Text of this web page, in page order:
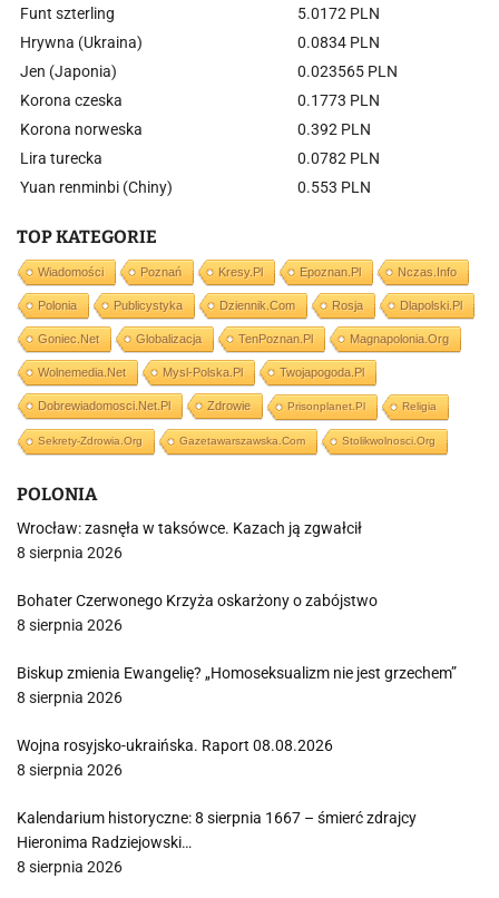
Funt szterling
5.0172 PLN
Hrywna (Ukraina)
0.0834 PLN
Jen (Japonia)
0.023565 PLN
Korona czeska
0.1773 PLN
Korona norweska
0.392 PLN
Lira turecka
0.0782 PLN
Yuan renminbi (Chiny)
0.553 PLN
TOP KATEGORIE
Wiadomości Poznań Kresy.pl Epoznan.pl Nczas.info
Polonia Publicystyka Dziennik.com Rosja Dlapolski.pl
Goniec.net Globalizacja TenPoznan.pl Magnapolonia.org
Wolnemedia.net Mysl-Polska.pl Twojapogoda.pl
Dobrewiadomosci.net.pl Zdrowie Prisonplanet.pl Religia
Sekrety-Zdrowia.org Gazetawarszawska.com Stolikwolnosci.org
POLONIA
Wrocław: zasnęła w taksówce. Kazach ją zgwałcił
8 sierpnia 2026
Bohater Czerwonego Krzyża oskarżony o zabójstwo
8 sierpnia 2026
Biskup zmienia Ewangelię? „Homoseksualizm nie jest grzechem”
8 sierpnia 2026
Wojna rosyjsko-ukraińska. Raport 08.08.2026
8 sierpnia 2026
Kalendarium historyczne: 8 sierpnia 1667 – śmierć zdrajcy
Hieronima Radziejowski…
8 sierpnia 2026